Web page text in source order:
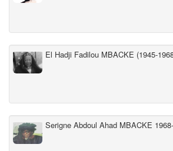
El Hadji Fadilou MBACKE (1945-
Serigne Abdoul Ahad MBACKE